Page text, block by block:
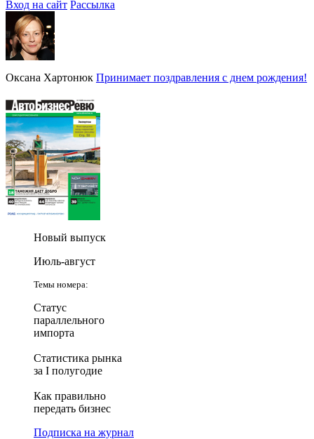
Вход на сайт Рассылка
Оксана Хартонюк Принимает поздравления с днем рождения!
Новый выпуск
Июль-август
Темы номера:
Статус
параллельного
импорта
Статистика рынка
за I полугодие
Как правильно
передать бизнес
Подписка на журнал